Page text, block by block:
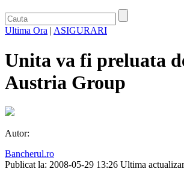
Ultima Ora | ASIGURARI
Unita va fi preluata
Austria Group
Autor:
Bancherul.ro
Publicat la: 2008-05-29 13:26 Ultima